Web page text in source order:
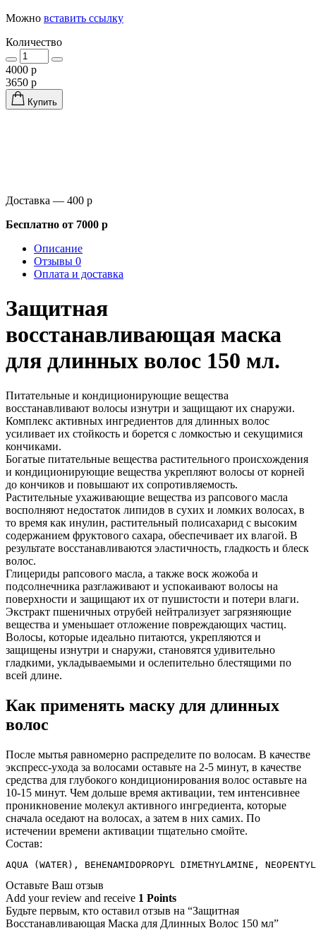
Можно вставить ссылку
Количество
4000 р
3650 р
Купить
Доставка — 400 р
Бесплатно от 7000 р
Описание
Отзывы 0
Оплата и доставка
Защитная
восстанавливающая маска
для длинных волос 150 мл.
Питательные и кондиционирующие вещества
восстанавливают волосы изнутри и защищают их снаружи.
Комплекс активных ингредиентов для длинных волос
усиливает их стойкость и борется с ломкостью и секущимися
кончиками.
Богатые питательные вещества растительного происхождения
и кондиционирующие вещества укрепляют волосы от корней
до кончиков и повышают их сопротивляемость.
Растительные ухаживающие вещества из рапсового масла
восполняют недостаток липидов в сухих и ломких волосах, в
то время как инулин, растительный полисахарид с высоким
содержанием фруктового сахара, обеспечивает их влагой. В
результате восстанавливаются эластичность, гладкость и блеск
волос.
Глицериды рапсового масла, а также воск жожоба и
подсолнечника разглаживают и успокаивают волосы на
поверхности и защищают их от пушистости и потери влаги.
Экстракт пшеничных отрубей нейтрализует загрязняющие
вещества и уменьшает отложение повреждающих частиц.
Волосы, которые идеально питаются, укрепляются и
защищены изнутри и снаружи, становятся удивительно
гладкими, укладываемыми и ослепительно блестящими по
всей длине.
Как применять маску для длинных
волос
После мытья равномерно распределите по волосам. В качестве
экспресс-ухода за волосами оставьте на 2-5 минут, в качестве
средства для глубокого кондиционирования волос оставьте на
10-15 минут. Чем дольше время активации, тем интенсивнее
проникновение молекул активного ингредиента, которые
сначала оседают на волосах, а затем в них самих. По
истечении времени активации тщательно смойте.
Состав:
AQUA (WATER), BEHENAMIDOPROPYL DIMETHYLAMINE,
Оставьте Ваш отзыв
Add your review and receive 1 Points
Будьте первым, кто оставил отзыв на “Защитная
Восстанавливающая Маска для Длинных Волос 150 мл”